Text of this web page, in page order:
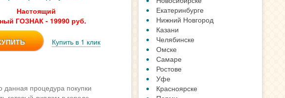
Настоящий
ГОЗНАК - 19990 руб.
Купить в 1 клик
процедура покупки
Екатеринбурге
Нижний Новгород
Казани
Челябинске
Омске
Самаре
Ростове
Уфе
Красноярске